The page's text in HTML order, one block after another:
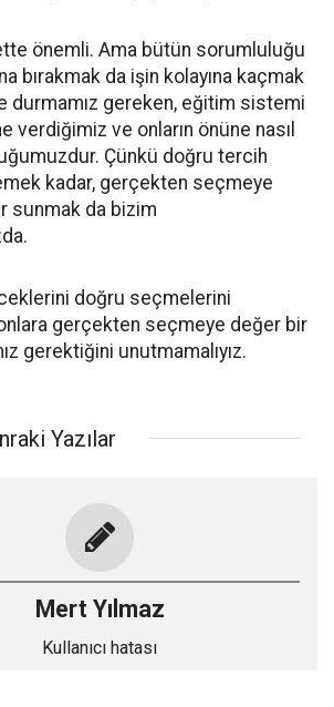
önemli. Ama bütün sorumluluğu
bırakmak da işin kolayına kaçmak
durmamız gereken, eğitim sistemi
verdiğimiz ve onların önüne nasıl
Çünkü doğru tercih
kadar, gerçekten seçmeye
sunmak da bizim
doğru seçmelerini
gerçekten seçmeye değer bir
gerektiğini unutmamalıyız.
Yazılar
Mert Yılmaz
Kullanıcı hatası